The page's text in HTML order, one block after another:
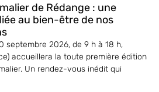
de Rédange : une
au bien-être de nos
septembre 2026, de 9 h à 18 h,
accueillera la toute première édition
Un rendez-vous inédit qui